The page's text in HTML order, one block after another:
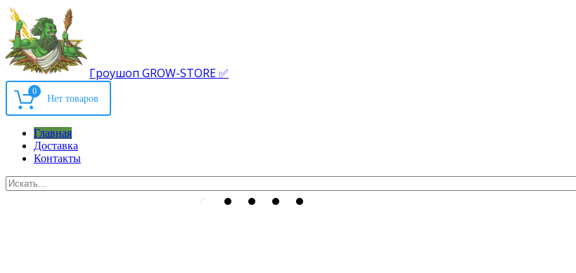
Гроушоп GROW-STORE ✅
0
Главная
Доставка
Контакты